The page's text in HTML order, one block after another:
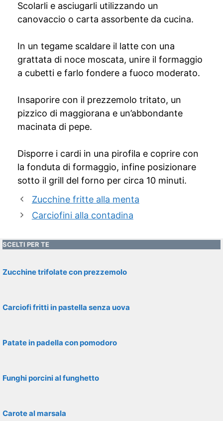
Scolarli e asciugarli utilizzando un
canovaccio o carta assorbente da cucina.
In un tegame scaldare il latte con una
grattata di noce moscata, unire il formaggio
a cubetti e farlo fondere a fuoco moderato.
Insaporire con il prezzemolo tritato, un
pizzico di maggiorana e un’abbondante
macinata di pepe.
Disporre i cardi in una pirofila e coprire con
la fonduta di formaggio, infine posizionare
sotto il grill del forno per circa 10 minuti.
Zucchine fritte alla menta
Carciofini alla contadina
SCELTI PER TE
Zucchine trifolate con prezzemolo
Carciofi fritti in pastella senza uova
Patate in padella con pomodoro
Funghi porcini al funghetto
Carote al marsala